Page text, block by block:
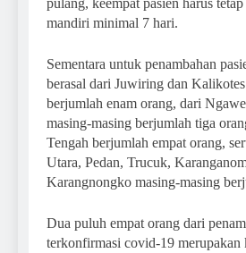
mandiri minimal 7 hari.
Sementara untuk penambahan
berasal dari Juwiring dan
berjumlah enam orang, dari
masing-masing berjumlah tiga
Tengah berjumlah empat orang,
Utara, Pedan, Trucuk,
Karangnongko masing-masing
Dua puluh empat orang dari
terkonfirmasi covid-19 merupakan